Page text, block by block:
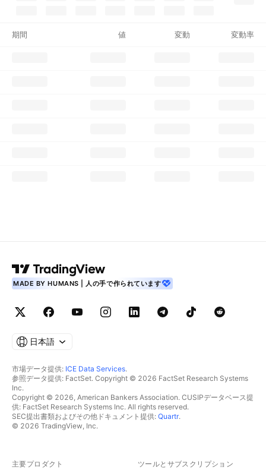
期間 値 変動 変動率
MADE BY HUMANS | 人の手で作られています
日本語
市場データ提供: ICE Data Services.
参照データ提供: FactSet. Copyright © 2026 FactSet Research Systems
Inc.
Copyright © 2026, American Bankers Association. CUSIPデータベース提
供: FactSet Research Systems Inc. All rights reserved.
SEC提出書類およびその他ドキュメント提供: Quartr.
© 2026 TradingView, Inc.
主要プロダクト ツールとサブスクリプション